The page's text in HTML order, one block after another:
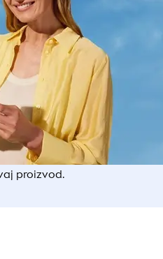
proizvod.